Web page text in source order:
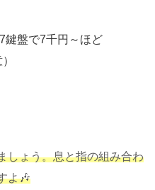
盤で7千円～ほど
しょう。息と指の組み合わ
よ🎶